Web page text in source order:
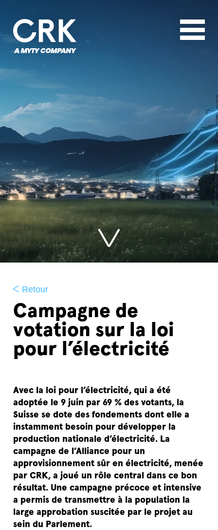
Retour
Campagne de
votation sur la loi
pour l’électricité
Avec la loi pour l’électricité, qui a été
adoptée le 9 juin par 69 % des votants, la
Suisse se dote des fondements dont elle a
instamment besoin pour développer la
production nationale d’électricité. La
campagne de l’Alliance pour un
approvisionnement sûr en électricité, menée
par CRK, a joué un rôle central dans ce bon
résultat. Une campagne précoce et intensive
a permis de transmettre à la population la
large approbation suscitée par le projet au
sein du Parlement.